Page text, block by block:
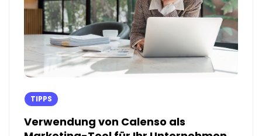
TIPPS
Verwendung von Calenso als